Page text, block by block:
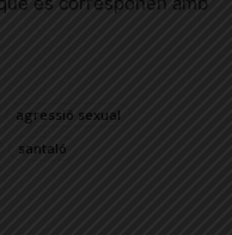
agressió sexual
santaló